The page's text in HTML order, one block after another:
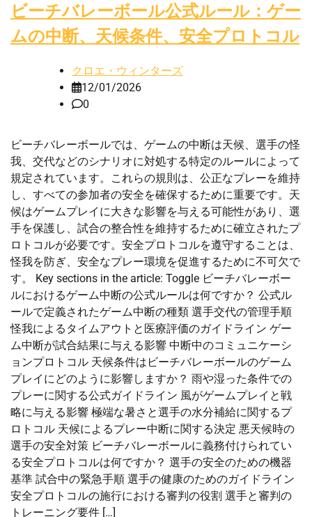
ビーチバレーボール公式ルール：ゲー
ムの中断、天候条件、安全プロトコル
クロエ・ウィンターズ
12/01/2026
0
ビーチバレーボールでは、ゲームの中断は天候、選手の怪
我、交代などのシナリオに対処する特定のルールによって
規定されています。これらの規則は、公正なプレーを維持
し、すべての参加者の安全を確保するために重要です。天
候はゲームプレイに大きな影響を与える可能性があり、選
手を保護し、試合の整合性を維持するために確立されたプ
ロトコルが必要です。安全プロトコルを遵守することは、
怪我を防ぎ、安全なプレー環境を促進するために不可欠で
す。 Key sections in the article: Toggle ビーチバレーボー
ルにおけるゲーム中断の公式ルールは何ですか？ 公式ル
ールで定義されたゲーム中断の種類 選手交代の管理手順
怪我によるタイムアウトと医療評価のガイドライン ゲー
ム中断が試合結果に与える影響 中断中のコミュニケーシ
ョンプロトコル 天候条件はビーチバレーボールのゲーム
プレイにどのように影響しますか？ 雨や湿った条件での
プレーに関する公式ガイドライン 風がゲームプレイと戦
略に与える影響 極端な暑さと選手の水分補給に関するプ
ロトコル 天候によるプレー中断に関する決定 悪天候時の
選手の安全対策 ビーチバレーボールに義務付けられてい
る安全プロトコルは何ですか？ 選手の安全のための機器
基準 試合中の緊急手順 選手の健康のためのガイドライン
安全プロトコルの施行における審判の役割 選手と審判の
トレーニング要件 […]